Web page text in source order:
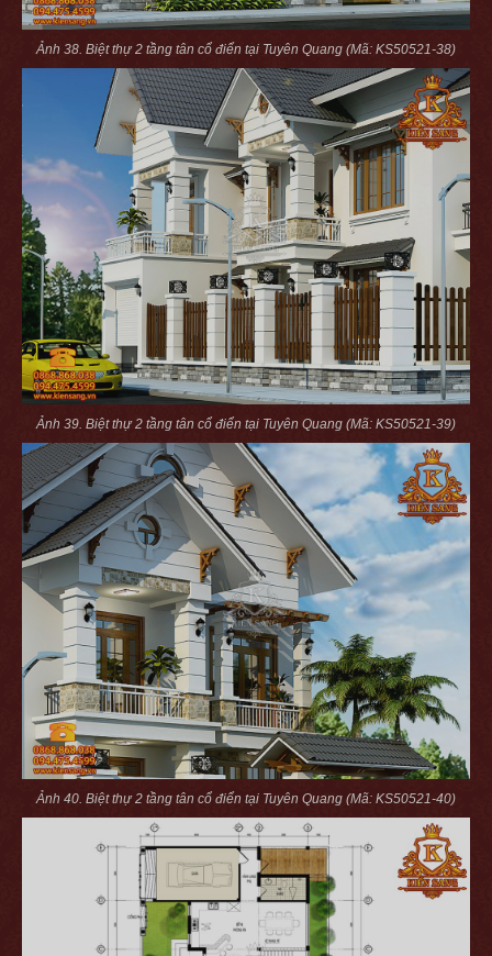
Ảnh 38. Biệt thự 2 tầng tân cổ điển tại Tuyên Quang (Mã: KS50521-38)
Ảnh 39. Biệt thự 2 tầng tân cổ điển tại Tuyên Quang (Mã: KS50521-39)
Ảnh 40. Biệt thự 2 tầng tân cổ điển tại Tuyên Quang (Mã: KS50521-40)